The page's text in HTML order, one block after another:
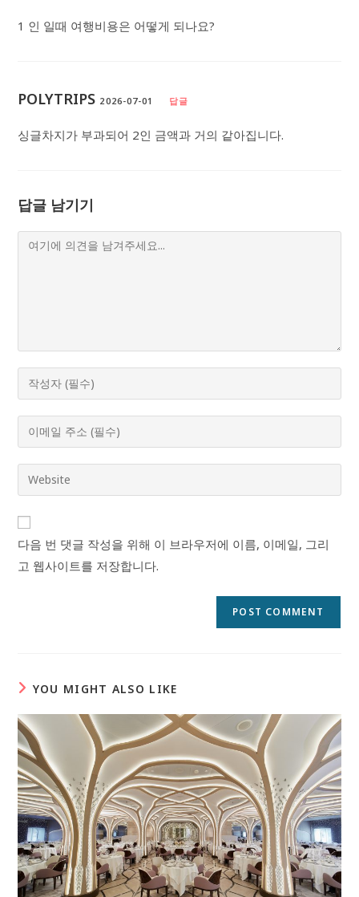
1 인 일때 여행비용은 어떻게 되나요?
POLYTRIPS 2026-07-01 답글
싱글차지가 부과되어 2인 금액과 거의 같아집니다.
답글 남기기
Comment
Enter
your
name
to
comment
Enter
your
email
address
comment
Enter
your
website
URL
(optional)
다음 번 댓글 작성을 위해 이 브라우저에 이름, 이메일, 그리
고 웹사이트를 저장합니다.
YOU MIGHT ALSO LIKE